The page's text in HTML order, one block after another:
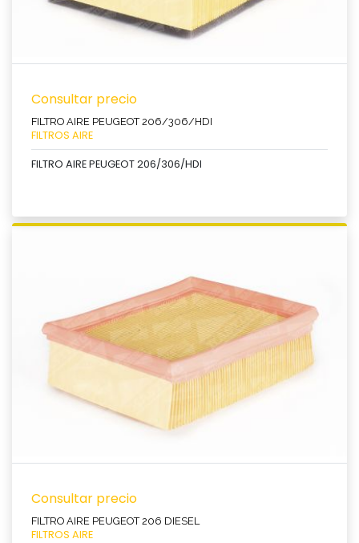
Consultar precio
FILTRO AIRE PEUGEOT 206/306/HDI
FILTROS AIRE
FILTRO AIRE PEUGEOT 206/306/HDI
Ver producto
Consultar precio
FILTRO AIRE PEUGEOT 206 DIESEL
FILTROS AIRE